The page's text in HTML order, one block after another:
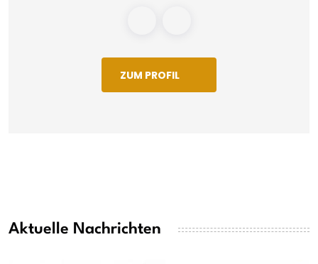
ZUM PROFIL
Aktuelle Nachrichten